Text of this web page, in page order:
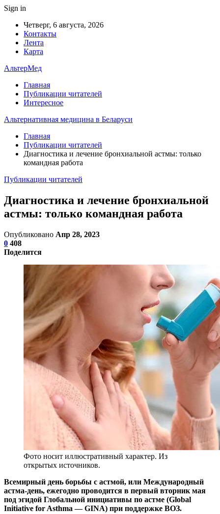
Sign in
Четверг, 6 августа, 2026
Контакты
Лента
Карта
АльтерМед
Главная
Публикации читателей
Интересное
Альтернативная медицина в Беларуси
Главная
Публикации читателей
Диагностика и лечение бронхиальной астмы: только
командная работа
Публикации читателей
Диагностика и лечение бронхиальной
астмы: только командная работа
Опубликовано Апр 28, 2023
0 408
Поделится
Фото носит иллюстративный характер. Из
открытых источников.
Всемирный день борьбы с астмой, или Международный
астма-день, ежегодно проводится в первый вторник мая
под эгидой Глобальной инициативы по астме (Global
Initiative for Asthma — GINA) при поддержке ВОЗ.